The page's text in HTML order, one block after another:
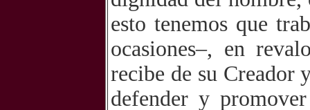
esto tenemos que
ocasiones–, en
recibe de su Creador
defender y